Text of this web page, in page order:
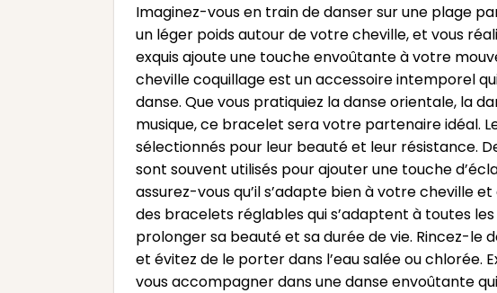
Imaginez-vous en train de danser sur une plage
un léger poids autour de votre cheville, et vous
exquis ajoute une touche envoûtante à votre
cheville coquillage est un accessoire intemporel
danse. Que vous pratiquiez la danse orientale, la
musique, ce bracelet sera votre partenaire idéal.
sélectionnés pour leur beauté et leur résistance.
sont souvent utilisés pour ajouter une touche
assurez-vous qu’il s’adapte bien à votre cheville
des bracelets réglables qui s’adaptent à toutes
prolonger sa beauté et sa durée de vie. Rincez-le
et évitez de le porter dans l’eau salée ou
vous accompagner dans une danse envoûtante